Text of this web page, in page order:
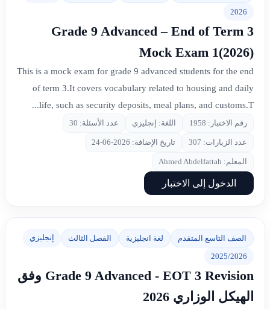
2026
Grade 9 Advanced – End of Term 3
Mock Exam 1(2026)
This is a mock exam for grade 9 advanced students for the end
of term 3.It covers vocabulary related to housing and daily
life, such as security deposits, meal plans, and customs.T...
رقم الاختبار: 1958 اللغة: إنجليزي عدد الأسئلة: 30
عدد الزيارات: 307 تاريخ الإضافة: 2026-06-24
المعلم: Ahmed Abdelfattah
الدخول إلى الاختبار
الصف التاسع المتقدم لغة انجليزية الفصل الثالث إنجليزي
2025/2026
Grade 9 Advanced - EOT 3 Revision وفق
الهيكل الوزاري 2026